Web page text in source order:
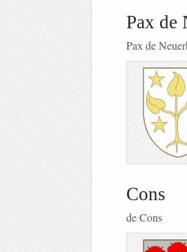
Pax de
Pax de
Cons
de Cons